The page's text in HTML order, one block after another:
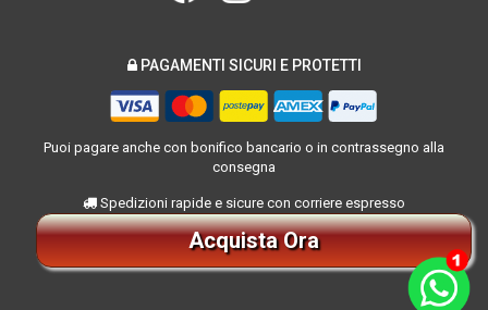
PAGAMENTI SICURI E PROTETTI
Puoi pagare anche con bonifico bancario o in contrassegno alla
consegna
Spedizioni rapide e sicure con corriere espresso
Acquista Ora